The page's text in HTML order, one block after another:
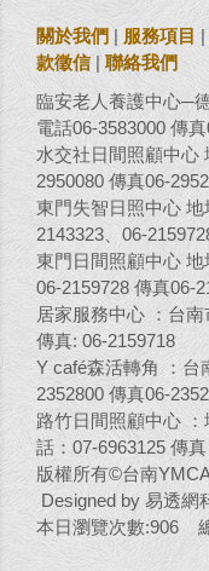
關於我們 | 服務項目 |
款徵信| 聯絡我們
臨安老人養護中心─
電話06-3583000 傳
水交社日間照顧中心
2950080 傳真06-
東門失智日照中心
2143323、06-
東門日間照顧中心
06-2159728 傳真06-
居家服務中心 ：台
傳真: 06-2159718
Y café森活轉角 ：台
2352800 傳真06-
路竹日間照顧中心
話：07-6963125 傳
版權所有©台南
Designed by 易透網
本日瀏覽次數:906